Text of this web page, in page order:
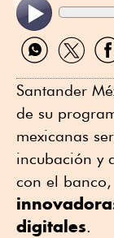
Compartir
por
Compartir
por
por
Santander
de su
mexicanas
incubación y
con el
digitales.